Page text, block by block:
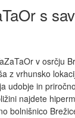
s
v osrčju
z vrhunsko
udobje in
najdete
bolnišnico